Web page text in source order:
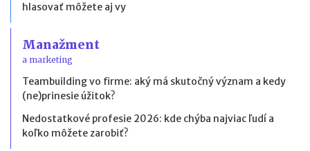
hlasovať môžete aj vy
Manažment
a marketing
Teambuilding vo firme: aký má skutočný význam a kedy
(ne)prinesie úžitok?
Nedostatkové profesie 2026: kde chýba najviac ľudí a
koľko môžete zarobiť?